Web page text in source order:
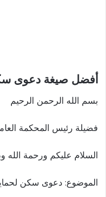
أفضل صيغة دعوى
بسم الله الرحمن الرحيم
فضيلة رئيس المحكمة
السلام عليكم ورحمة الله
الموضوع: دعوى سكن